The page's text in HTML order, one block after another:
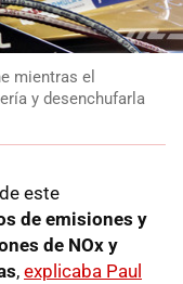
mientras el
y desenchufarla
este
de emisiones y
de NOx y
, explicaba Paul